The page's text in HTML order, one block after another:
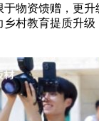
物资馈赠，更
村教育提质升